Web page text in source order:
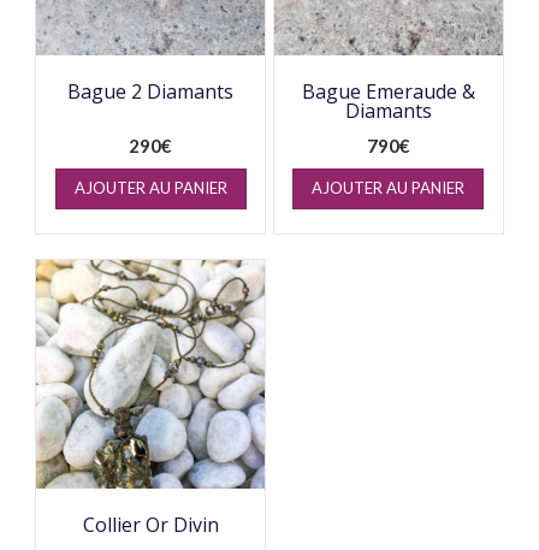
Bague 2 Diamants
290€
AJOUTER AU PANIER
Bague Emeraude &
Diamants
790€
AJOUTER AU PANIER
Collier Or Divin